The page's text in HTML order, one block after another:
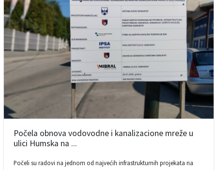
Počela obnova vodovodne i kanalizacione mreže u
ulici Humska na ...
Počeli su radovi na jednom od najvećih infrastrukturnih projekata na